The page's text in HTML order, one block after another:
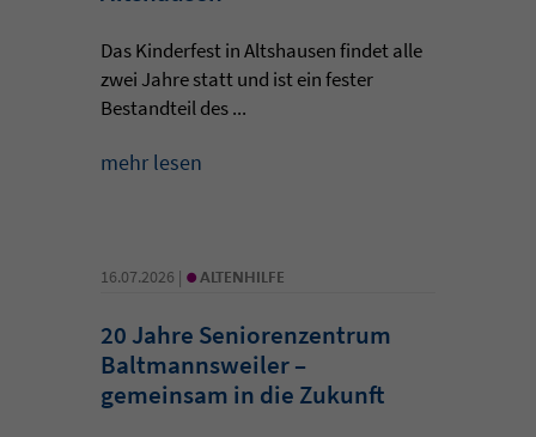
Das Kinderfest in Altshausen findet alle
zwei Jahre statt und ist ein fester
Bestandteil des ...
mehr lesen
16.07.2026 | • ALTENHILFE
20 Jahre Seniorenzentrum
Baltmannsweiler –
gemeinsam in die Zukunft